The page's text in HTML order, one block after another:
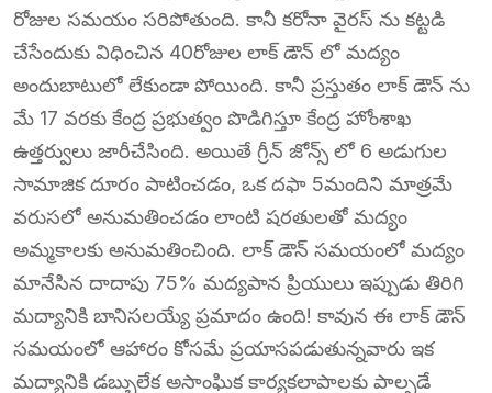
రోజుల సమయం సరిపోతుంది. కానీ కరోనా వైరస్ ను కట్టడి
చేసేందుకు విధించిన 40రోజుల లాక్ డౌన్ లో మద్యం
అందుబాటులో లేకుండా పోయింది. కానీ ప్రస్తుతం లాక్ డౌన్ ను
మే 17 వరకు కేంద్ర ప్రభుత్వం పొడిగిస్తూ కేంద్ర హోంశాఖ
ఉత్తర్వులు జారీచేసింది. అయితే గ్రీన్ జోన్స్ లో 6 అడుగుల
సామాజిక దూరం పాటించడం, ఒక దఫా 5మందిని మాత్రమే
వరుసలో అనుమతించడం లాంటి షరతులతో మద్యం
అమ్మకాలకు అనుమతించింది. లాక్ డౌన్ సమయంలో మద్యం
మానేసిన దాదాపు 75% మద్యపాన ప్రియులు ఇప్పుడు తిరిగి
మద్యానికి బానిసలయ్యే ప్రమాదం ఉంది! కావున ఈ లాక్ డౌన్
సమయంలో ఆహారం కోసమే ప్రయాసపడుతున్నవారు ఇక
మద్యానికి డబ్బులేక అసాంఘిక కార్యకలాపాలకు పాల్పడే